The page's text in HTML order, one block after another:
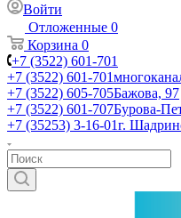
Войти
Отложенные 0
Корзина 0
+7 (3522) 601-701
+7 (3522) 601-701
+7 (3522) 605-705Бажова, 97
+7 (3522) 601-707Бурова-
+7 (35253) 3-16-01г.